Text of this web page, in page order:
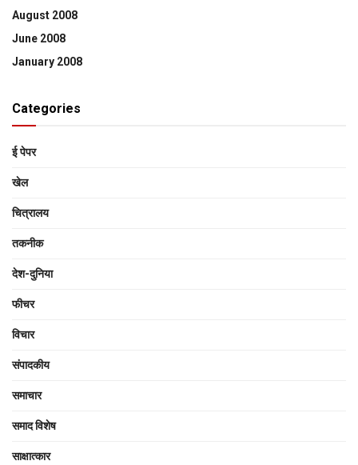
August 2008
June 2008
January 2008
Categories
ई पेपर
खेल
चित्रालय
तकनीक
देश-दुनिया
फीचर
विचार
संपादकीय
समाचार
समाद विशेष
साक्षात्‍कार